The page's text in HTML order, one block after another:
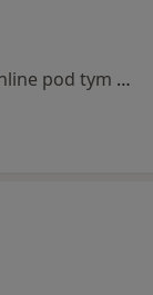
Specjalista nie oferuje umawiania online pod tym adresem.